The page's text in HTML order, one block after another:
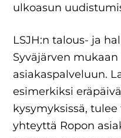
ulkoasun
LSJH:n talous- ja
Syväjärven
asiakaspalveluun.
esimerkiksi
kysymyksissä,
yhteyttä Ropon